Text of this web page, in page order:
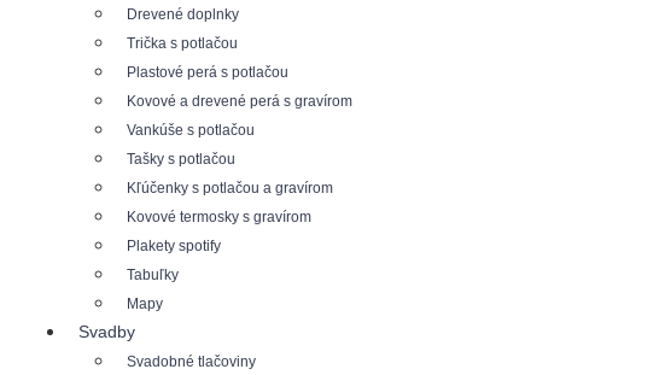
Drevené doplnky
Trička s potlačou
Plastové perá s potlačou
Kovové a drevené perá s gravírom
Vankúše s potlačou
Tašky s potlačou
Kľúčenky s potlačou a gravírom
Kovové termosky s gravírom
Plakety spotify
Tabuľky
Mapy
Svadby
Svadobné tlačoviny